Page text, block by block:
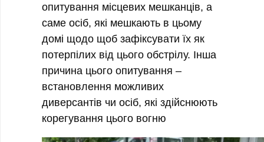
опитування місцевих мешканців, а
саме осіб, які мешкають в цьому
домі щодо щоб зафіксувати їх як
потерпілих від цього обстрілу. Інша
причина цього опитування –
встановлення можливих
диверсантів чи осіб, які здійснюють
корегування цього вогню